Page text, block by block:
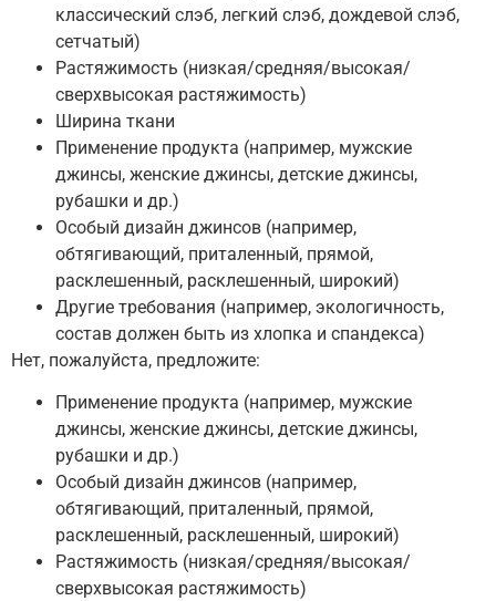
классический слэб, легкий слэб, дождевой слэб,
сетчатый)
Растяжимость (низкая/средняя/высокая/
сверхвысокая растяжимость)
Ширина ткани
Применение продукта (например, мужские
джинсы, женские джинсы, детские джинсы,
рубашки и др.)
Особый дизайн джинсов (например,
обтягивающий, приталенный, прямой,
расклешенный, расклешенный, широкий)
Другие требования (например, экологичность,
состав должен быть из хлопка и спандекса)
Нет, пожалуйста, предложите:
Применение продукта (например, мужские
джинсы, женские джинсы, детские джинсы,
рубашки и др.)
Особый дизайн джинсов (например,
обтягивающий, приталенный, прямой,
расклешенный, расклешенный, широкий)
Растяжимость (низкая/средняя/высокая/
сверхвысокая растяжимость)